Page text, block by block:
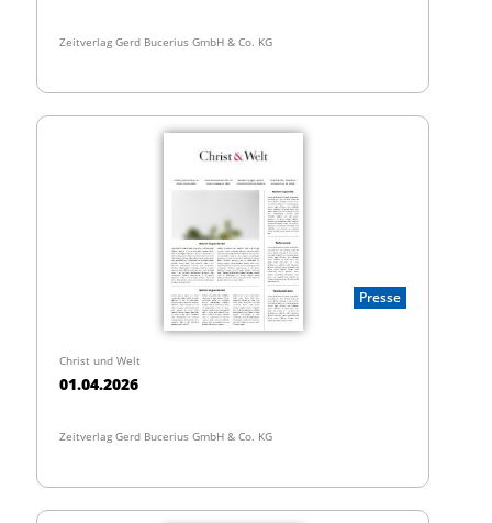
Zeitverlag Gerd Bucerius GmbH & Co. KG
Presse
Christ und Welt
01.04.2026
Zeitverlag Gerd Bucerius GmbH & Co. KG